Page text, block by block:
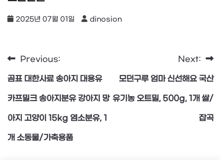
2025년 07월 01일 dinosion
글
탐
색
Previous:
곰표 대한사료 송아지 대용유
카프밀크 송아지분유 강아지 망
아지 고양이 15kg 염소분유, 1
개 소동물/가축용품
Next:
모던구루 엄마 신선해요 국산
유기농 오트밀, 500g, 1개 쌀/
잡곡